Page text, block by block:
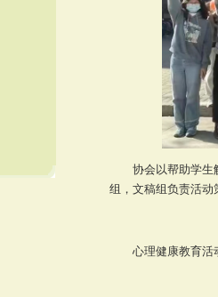
协会以帮助学生
组，文稿组负责活动
心理健康教育活